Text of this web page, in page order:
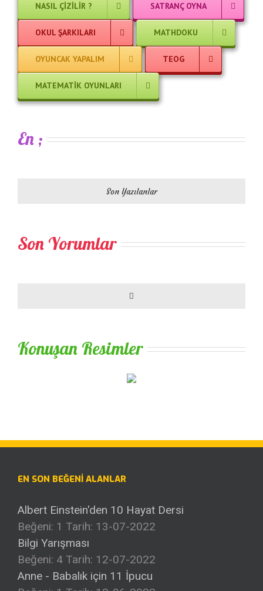
NASIL ÇIZILIR ? SATRANÇ OYNA
OKUL ŞARKILARI MATHDOKU
OYUNCAK YAPALIM TEOG
MATEMATIK OYUNLARI
En ;
Son Yazılanlar
Son Yorumlar
Konuşan Resimler
EN SON BEĞENI ALANLAR
Albert Einstein'den 10 Hayat Dersi
Beğeni: 1 Tarih: 13-07-2022
Bilgi Yarışması
Beğeni: 4 Tarih: 12-07-2022
Anne - Babalık için 11 İpucu